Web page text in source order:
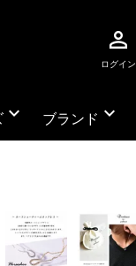
perm_identity
ログイン
expand_more ブランド expand_more